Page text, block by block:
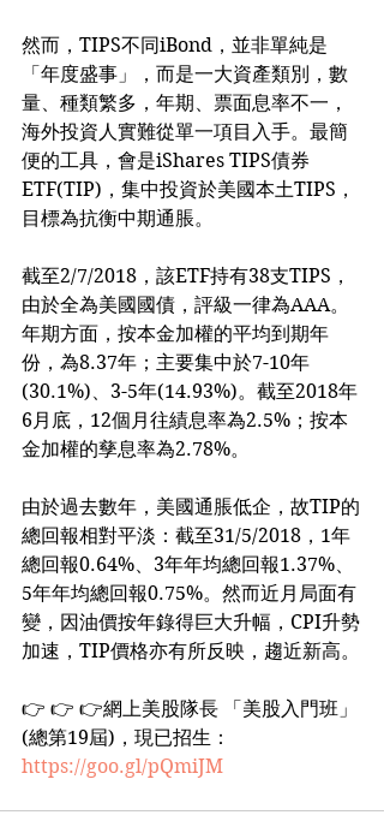
然而，TIPS不同iBond，並非單純是
「年度盛事」，而是一大資產類別，數
量、種類繁多，年期、票面息率不一，
海外投資人實難從單一項目入手。最簡
便的工具，會是iShares TIPS債券
ETF(TIP)，集中投資於美國本土TIPS，
目標為抗衡中期通脹。
截至2/7/2018，該ETF持有38支TIPS，
由於全為美國國債，評級一律為AAA。
年期方面，按本金加權的平均到期年
份，為8.37年；主要集中於7-10年
(30.1%)、3-5年(14.93%)。截至2018年
6月底，12個月往績息率為2.5%；按本
金加權的孳息率為2.78%。
由於過去數年，美國通脹低企，故TIP的
總回報相對平淡：截至31/5/2018，1年
總回報0.64%、3年年均總回報1.37%、
5年年均總回報0.75%。然而近月局面有
變，因油價按年錄得巨大升幅，CPI升勢
加速，TIP價格亦有所反映，趨近新高。
👉 👉 👉網上美股隊長 「美股入門班」
(總第19屆)，現已招生：
https://goo.gl/pQmiJM